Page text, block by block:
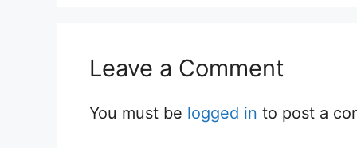
Leave a Comment
You must be logged in to post a